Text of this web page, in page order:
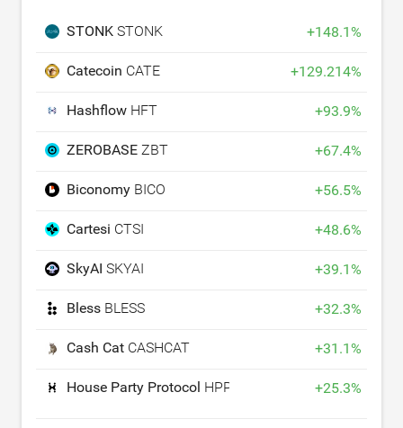
STONK STONK +148.1%
Catecoin CATE +129.214%
Hashflow HFT +93.9%
ZEROBASE ZBT +67.4%
Biconomy BICO +56.5%
Cartesi CTSI +48.6%
SkyAI SKYAI +39.1%
Bless BLESS +32.3%
Cash Cat CASHCAT +31.1%
House Party Protocol HPP +25.3%